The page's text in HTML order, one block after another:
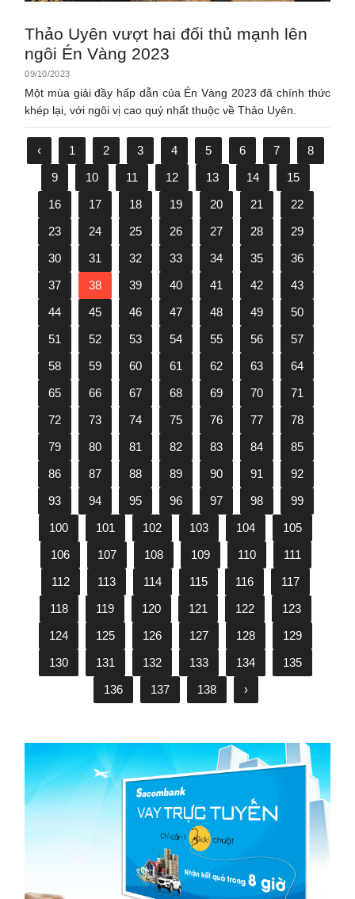
Thảo Uyên vượt hai đối thủ mạnh lên
ngôi Én Vàng 2023
09/10/2023
Một mùa giải đầy hấp dẫn của Én Vàng 2023 đã chính thức
khép lại, với ngôi vị cao quý nhất thuộc về Thảo Uyên.
‹ 1 2 3 4 5 6 7
8
9
10 11 12 13 14
15
16
17 18 19 20 21
22
23
24 25 26 27 28
29
30
31 32 33 34 35
36
37
38 39 40 41 42
43
44
45 46 47 48 49
50
51
52 53 54 55 56
57
58
59 60 61 62 63
64
65
66 67 68 69 70
71
72
73 74 75 76 77
78
79
80 81 82 83 84
85
86
87 88 89 90 91
92
93
94 95 96 97 98
99
100
101 102 103 104
105
106
107 108 109 110
111
112
113 114 115 116
117
118
119 120 121 122
123
124
125 126 127 128
129
130
131 132 133 134
135
136
137 138 ›